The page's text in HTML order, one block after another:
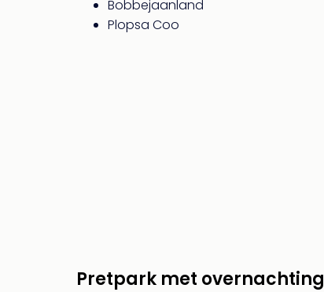
Bobbejaanland
Plopsa Coo
Pretpark met overnachting